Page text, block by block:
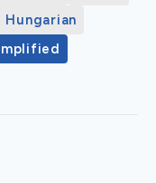
Hungarian